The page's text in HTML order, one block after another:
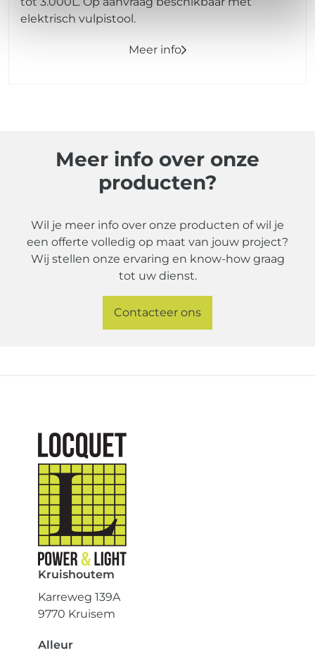
elektrisch vulpistool.
Meer info
Meer info over onze
producten?
Wil je meer info over onze producten of wil je
een offerte volledig op maat van jouw project?
Wij stellen onze ervaring en know-how graag
tot uw dienst.
Contacteer ons
Kruishoutem
Karreweg 139A
9770 Kruisem
Alleur